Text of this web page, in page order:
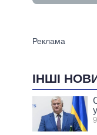
ІНШІ